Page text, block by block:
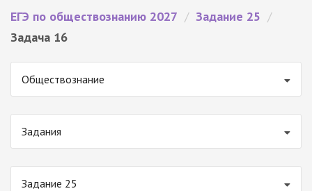
ЕГЭ по обществознанию 2027 / Задание 25 /
Задача 16
Обществознание
Задания
Задание 25